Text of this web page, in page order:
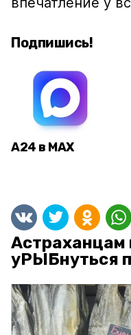
Подпишись!
А24 в MAX
уРЫБнуться